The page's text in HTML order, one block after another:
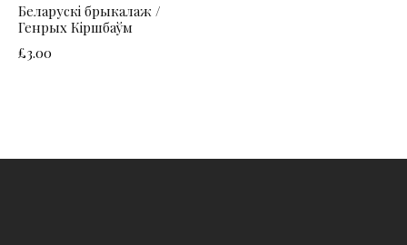
Беларускі брыкалаж /
Генрых Кіршбаўм
£3.00